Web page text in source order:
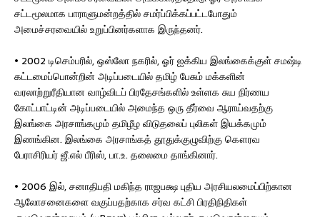
சட்டமூலமாக பாராளுமன்றத்தில் சமர்ப்பிக்கப்பட்டபோதும்
அமைச்சரவையில் உறுப்பினர்களாக இருந்தனர்.
• 2002 டிசெம்பரில், ஒஸ்லோ நகரில், ஓர் ஐக்கிய இலங்கைக்குள் சமஷ்டி
கட்டமைப்பொன்றின் அடிப்படையில் தமிழ் பேசும் மக்களின்
வரலாற்றுரீதியான வாழ்விடப் பிரதேசங்களில் உள்ளக சுய நிர்ணய
கோட்பாட்டின் அடிப்படையில் அமைந்த ஒரு தீர்வை ஆராய்வதற்கு
இலங்கை அரசாங்கமும் தமிழீழ விடுதலைப் புலிகள் இயக்கமும்
இணங்கின. இலங்கை அரசாங்கத் தூதுக்குழுவிற்கு கௌரவ
பேராசிரியர் ஜீ.எல் பீரிஸ், பா.உ. தலைமை தாங்கினார்.
• 2006 இல், சனாதிபதி மகிந்த ராஜபக்ஷ புதிய அரசியலமைப்பிற்கான
ஆலோசனைகளை வகுப்பதற்காக சர்வ கட்சி பிரதிநிதிகள்